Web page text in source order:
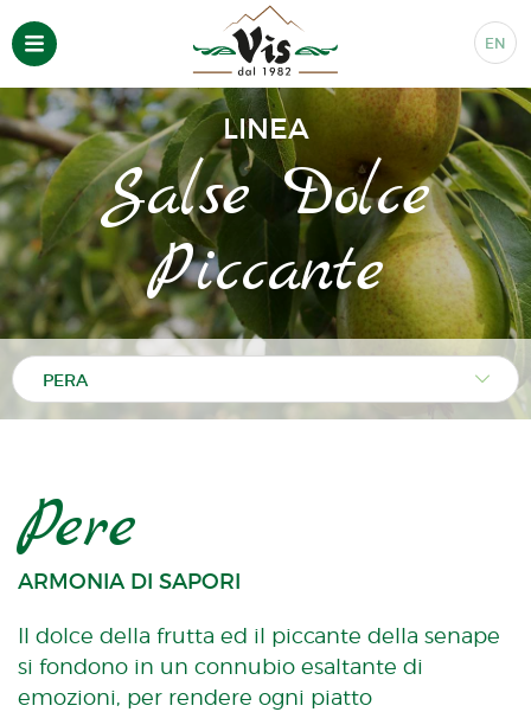
EN
LINEA
Salse Dolce
Piccante
Pere
ARMONIA DI SAPORI
Il dolce della frutta ed il piccante della senape
si fondono in un connubio esaltante di
emozioni, per rendere ogni piatto